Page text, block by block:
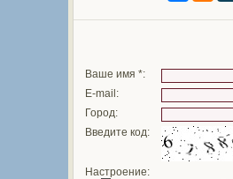
Ваше имя *:
E-mail:
Город:
Введите код:
Настроение: